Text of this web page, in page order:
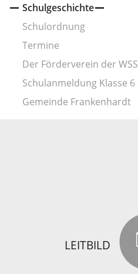
Schulgeschichte
Schulordnung
Termine
Der Förderverein der WSS
Schulanmeldung Klasse 6
Gemeinde Frankenhardt
LEITBILD